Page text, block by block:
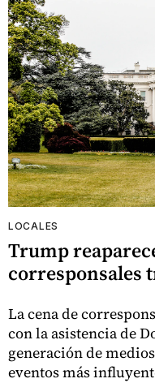
LOCALES
Trump
corresponsales
La cena de
con la asistencia de
generación de
eventos más